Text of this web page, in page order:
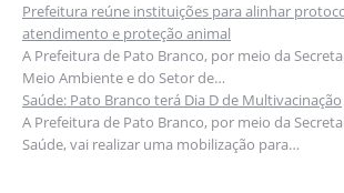
Prefeitura reúne instituições para alinhar
atendimento e proteção animal
A Prefeitura de Pato Branco, por meio da
Meio Ambiente e do Setor de…
Saúde: Pato Branco terá Dia D de Multivacinação
A Prefeitura de Pato Branco, por meio da
Saúde, vai realizar uma mobilização para…